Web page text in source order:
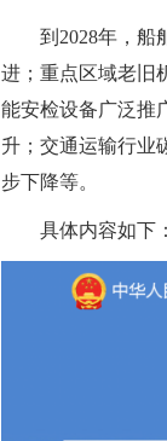
到2028年，船
进；重点区域老旧
能安检设备广泛推
升；交通运输行业
步下降等。
具体内容如下：